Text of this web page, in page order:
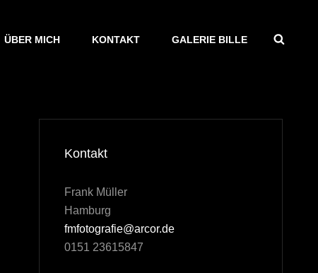
ÜBER MICH KONTAKT GALERIE BILLE
Kontakt
Frank Müller
Hamburg
fmfotografie@arcor.de
0151 23615847